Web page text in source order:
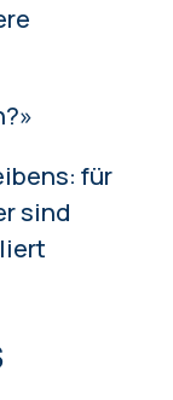
für
sind